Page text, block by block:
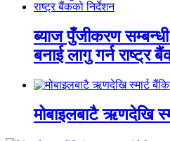
ब्याज पुँजीकरण सम्बन्धी
बनाई लागु गर्न राष्ट्र
मोबाइलबाटै ऋणदेखि